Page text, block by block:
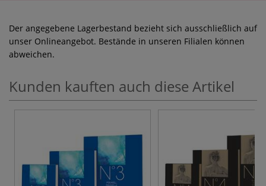
Der angegebene Lagerbestand bezieht sich ausschließlich auf
unser Onlineangebot. Bestände in unseren Filialen können
abweichen.
Kunden kauften auch diese Artikel